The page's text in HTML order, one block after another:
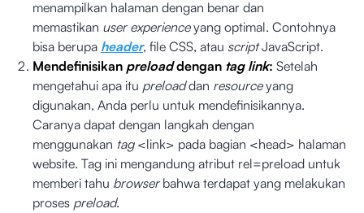
menampilkan halaman dengan benar dan
memastikan user experienceyang optimal. Contohnya
bisa berupa header, file CSS, atau scriptJavaScript.
Mendefinisikan preloaddengan tag link: Setelah
mengetahui apa itu preloaddan resourceyang
digunakan, Anda perlu untuk mendefinisikannya.
Caranya dapat dengan langkah dengan
menggunakan tag<link> pada bagian <head> halaman
website. Tag ini mengandung atribut rel=preload untuk
memberi tahu browserbahwa terdapat yang melakukan
proses preload.